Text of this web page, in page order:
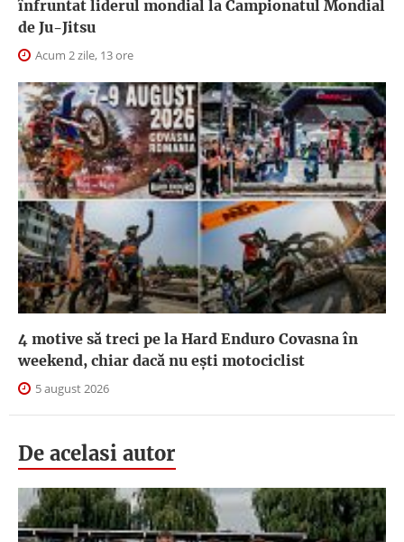
înfruntat liderul mondial la Campionatul Mondial
de Ju-Jitsu
Acum 2 zile, 13 ore
4 motive să treci pe la Hard Enduro Covasna în
weekend, chiar dacă nu ești motociclist
5 august 2026
De acelasi autor